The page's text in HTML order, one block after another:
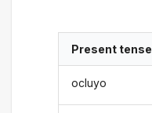
Present tense
ocluyo